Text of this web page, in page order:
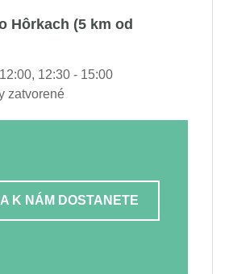
Hôrkach (5 km od
12:30 - 15:00
zatvorené
K NÁM DOSTANETE